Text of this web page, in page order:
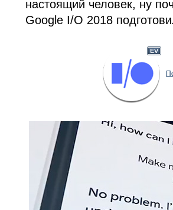
настоящий человек, ну
Google I/O 2018